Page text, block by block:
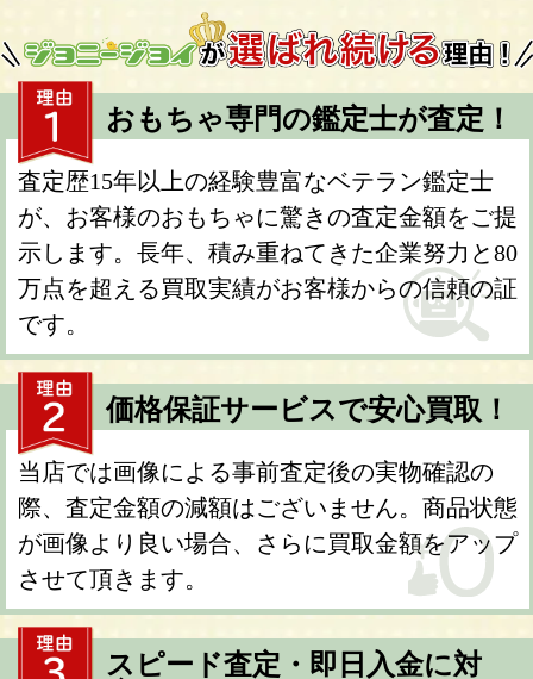
おもちゃ専門の鑑定士が査定！
査定歴15年以上の経験豊富なベテラン鑑定士
が、お客様のおもちゃに驚きの査定金額をご提
示します。長年、積み重ねてきた企業努力と80
万点を超える買取実績がお客様からの信頼の証
です。
価格保証サービスで安心買取！
当店では画像による事前査定後の実物確認の
際、査定金額の減額はございません。商品状態
が画像より良い場合、さらに買取金額をアップ
させて頂きます。
スピード査定・即日入金に対